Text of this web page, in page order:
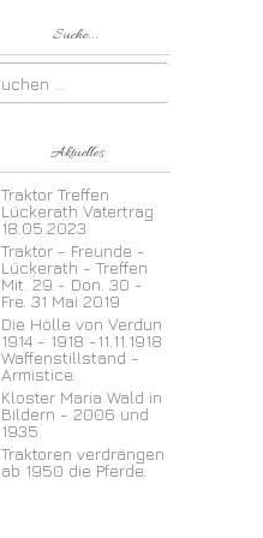
Suche...
Aktuelles
Traktor Treffen
Lückerath Vatertrag
18.05.2023
Traktor - Freunde -
Lückerath - Treffen
Mit. 29 - Don. 30 -
Fre. 31 Mai 2019
Die Hölle von Verdun
1914 - 1918 -11.11.1918
Waffenstillstand -
Armistice.
Kloster Maria Wald in
Bildern - 2006 und
1935.
Traktoren verdrängen
ab 1950 die Pferde.